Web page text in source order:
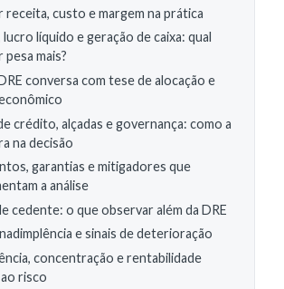
receita, custo e margem na prática
líquido e geração de caixa: qual
mais?
conversa com tese de alocação e
crédito, alçadas e governança: como a
na decisão
garantias e mitigadores que
a análise
cedente: o que observar além da DRE
e sinais de deterioração
concentração e rentabilidade
risco